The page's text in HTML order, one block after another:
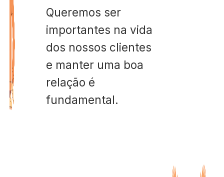
Queremos ser
importantes na vida
dos nossos clientes
e manter uma boa
relação é
fundamental.